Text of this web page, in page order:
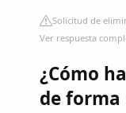
Solicitud de
Ver respuesta
¿Cómo
de